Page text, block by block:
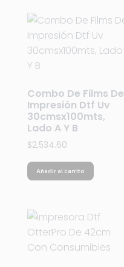
Combo De Films De
Impresión Dtf Uv
30cmsx100mts,
Lado A Y B
$2,534.60
Añadir al carrito